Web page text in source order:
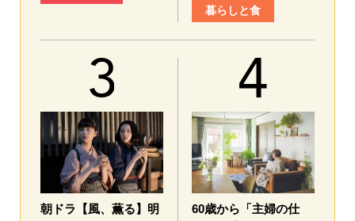
暮らしと食
朝ドラ【風、薫る】明
60歳から「主婦の仕